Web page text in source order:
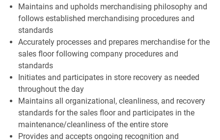
Maintains and upholds merchandising philosophy and
follows established merchandising procedures and
standards
Accurately processes and prepares merchandise for the
sales floor following company procedures and
standards
Initiates and participates in store recovery as needed
throughout the day
Maintains all organizational, cleanliness, and recovery
standards for the sales floor and participates in the
maintenance/cleanliness of the entire store
Provides and accepts ongoing recognition and